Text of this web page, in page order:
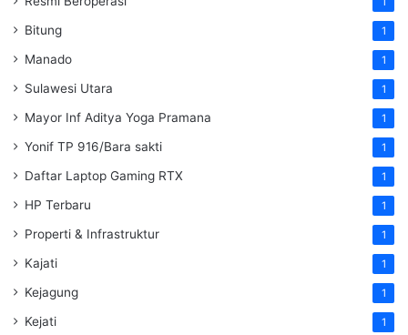
Bitung 1
Manado 1
Sulawesi Utara 1
Mayor Inf Aditya Yoga Pramana 1
Yonif TP 916/Bara sakti 1
Daftar Laptop Gaming RTX 1
HP Terbaru 1
Properti & Infrastruktur 1
Kajati 1
Kejagung 1
Kejati 1